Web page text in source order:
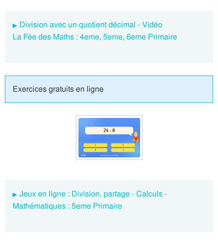
Division avec un quotient décimal - Vidéo
La Fée des Maths : 4eme, 5eme, 6eme Primaire
Exercices gratuits en ligne
Jeux en ligne : Division, partage - Calculs -
Mathématiques : 5eme Primaire